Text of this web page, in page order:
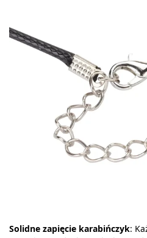
Solidne zapięcie karabińczyk: